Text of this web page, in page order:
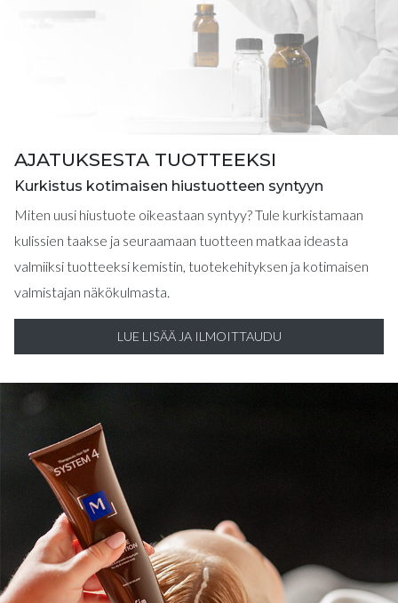
AJATUKSESTA TUOTTEEKSI
Kurkistus kotimaisen hiustuotteen syntyyn
Miten uusi hiustuote oikeastaan syntyy? Tule kurkistamaan
kulissien taakse ja seuraamaan tuotteen matkaa ideasta
valmiiksi tuotteeksi kemistin, tuotekehityksen ja kotimaisen
valmistajan näkökulmasta.
LUE LISÄÄ JA ILMOITTAUDU